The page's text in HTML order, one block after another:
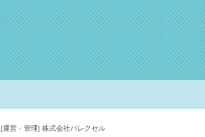
[運営・管理] 株式会社バレクセル